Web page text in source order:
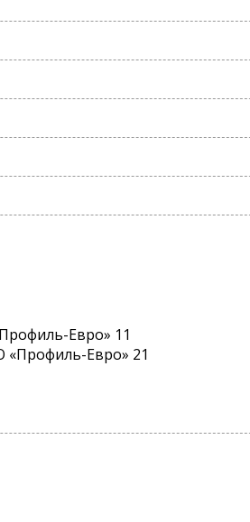
Евро» 11
«Профиль-Евро» 21